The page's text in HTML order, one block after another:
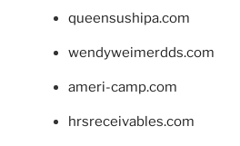
queensushipa.com
wendyweimerdds.com
ameri-camp.com
hrsreceivables.com